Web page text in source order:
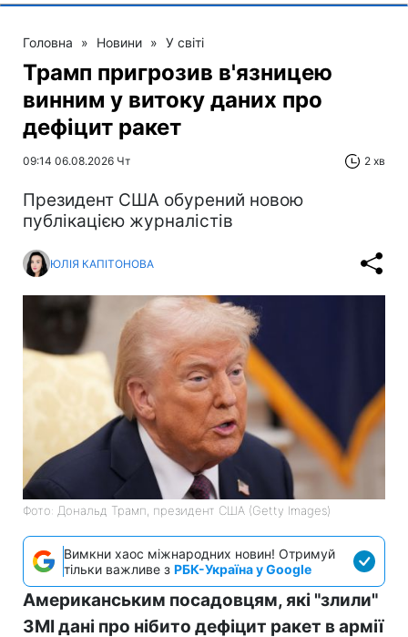
Головна » Новини » У світі
Трамп пригрозив в'язницею
винним у витоку даних про
дефіцит ракет
09:14 06.08.2026 Чт 2 хв
Президент США обурений новою
публікацією журналістів
ЮЛІЯ КАПІТОНОВА
Фото: Дональд Трамп, президент США (Getty Images)
Вимкни хаос міжнародних новин! Отримуй
тільки важливе з РБК-Україна у Google
Американським посадовцям, які "злили"
ЗМІ дані про нібито дефіцит ракет в армії